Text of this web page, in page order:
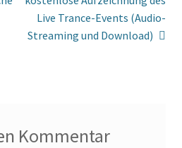
Live Trance-Events (Audio-
Streaming und Download)
Kommentar